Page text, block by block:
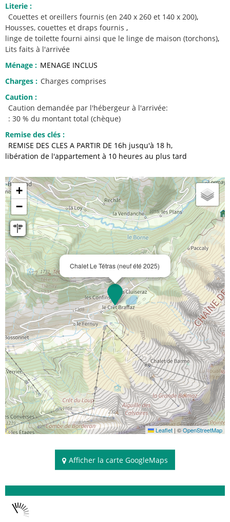
Literie :
Couettes et oreillers fournis (en 240 x 260 et 140 x 200)
Housses, couettes et draps fournis
linge de toilette fourni ainsi que le linge de maison (torchons)
Lits faits à l'arrivée
Ménage : MENAGE INCLUS
Charges : Charges comprises
Caution :
Caution demandée par l'hébergeur à l'arrivée:
: 30 % du montant total (chèque)
Remise des clés :
REMISE DES CLES A PARTIR DE 16h jusqu'à 18 h
libération de l'appartement à 10 heures au plus tard
Chalet Le Tétras (neuf été 2025)
+
−
Leaflet | ©OpenStreetMap
Afficher la carte GoogleMaps
Disponibilités